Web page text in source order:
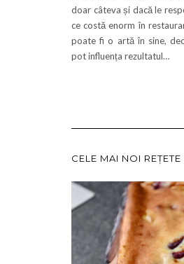
doar câteva și dacă le
ce costă enorm în
poate fi o artă în sine,
pot influența rezultatul…
CELE MAI NOI REȚETE